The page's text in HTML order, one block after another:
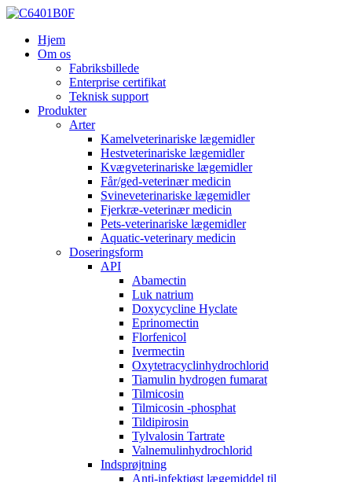
Hjem
Om os
Fabriksbillede
Enterprise certifikat
Teknisk support
Produkter
Arter
Kamelveterinariske lægemidler
Hestveterinariske lægemidler
Kvægveterinariske lægemidler
Får/ged-veterinær medicin
Svineveterinariske lægemidler
Fjerkræ-veterinær medicin
Pets-veterinariske lægemidler
Aquatic-veterinary medicin
Doseringsform
API
Abamectin
Luk natrium
Doxycycline Hyclate
Eprinomectin
Florfenicol
Ivermectin
Oxytetracyclinhydrochlorid
Tiamulin hydrogen fumarat
Tilmicosin
Tilmicosin -phosphat
Tildipirosin
Tylvalosin Tartrate
Valnemulinhydrochlorid
Indsprøjtning
Anti-infektiøst lægemiddel til